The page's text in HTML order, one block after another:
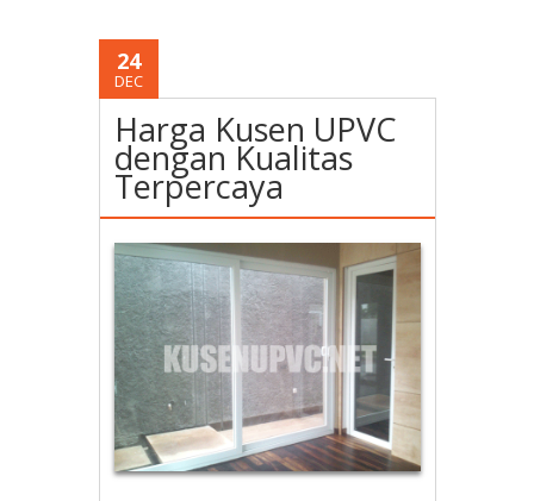
24
DEC
Harga Kusen UPVC
dengan Kualitas
Terpercaya